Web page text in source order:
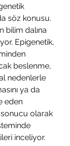
söz konusu.
bilim dalına
Epigenetik,
beslenme,
nedenlerle
ya da
eden
olarak
inceliyor.